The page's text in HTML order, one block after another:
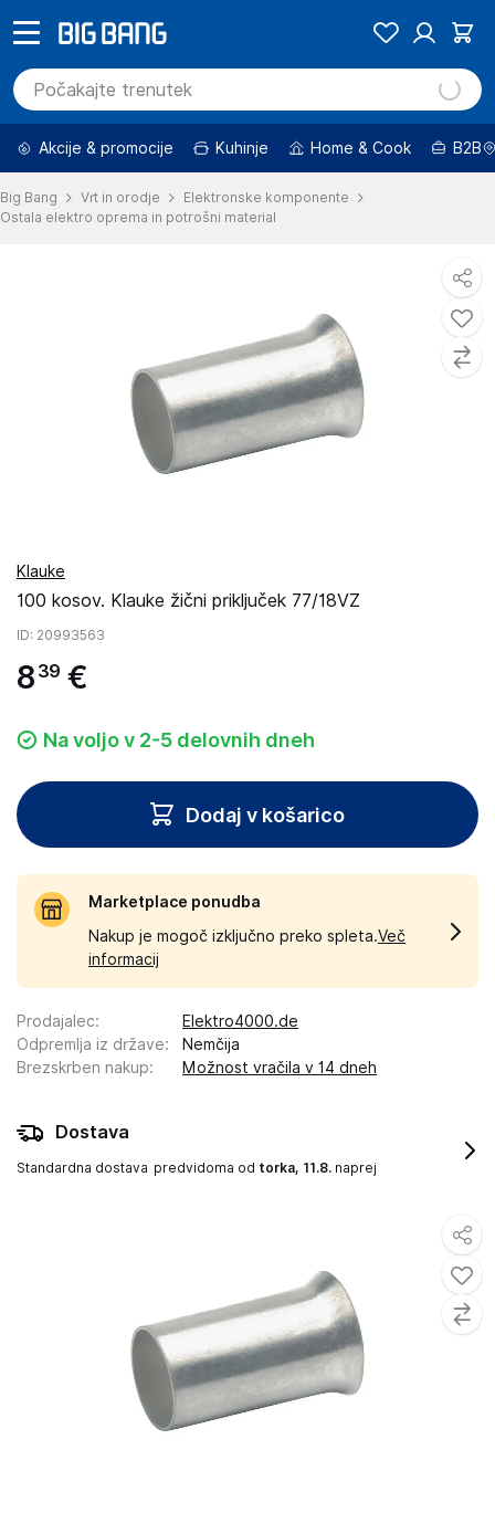
Akcije & promocije Kuhinje Home & Cook B2B
Big Bang Vrt in orodje
Elektronske komponente
Ostala elektro oprema in potrošni material
Klauke
100 kosov. Klauke žični priključek 77/18VZ
ID: 20993563
8 39 €
Na voljo v 2-5 delovnih dneh
Dodaj v košarico
Marketplace ponudba
Nakup je mogoč izključno preko spleta.Več
informacij
Prodajalec:
Elektro4000.de
Odpremlja iz države:
Nemčija
Brezskrben nakup: Možnost vračila v 14 dneh
Dostava
Standardna dostava predvidoma od torka, 11.8. naprej